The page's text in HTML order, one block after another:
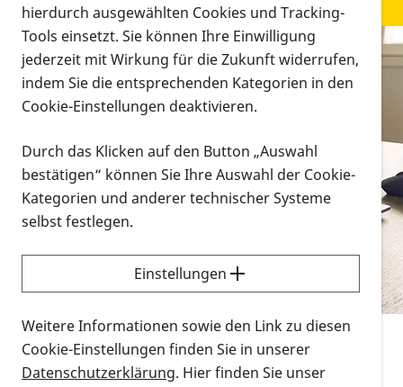
Infomaterial
Infomaterial
Vorlesen
Alle Infomaterialien in verschiedenen
Formaten an einem Ort
Sie möchten wissen, wie Sie nach Infonmaterial
suchen und dieses bestellen bzw. herunterladen
können? Schauen Sie sich dieErklärvideos zum
Thema Infomaterial auf der PRO RETINA-Website
für blinde und sehbehinderte Menschen an.
hierdurch ausgewählten Cookies und Tracking-
Tools einsetzt. Sie können Ihre Einwilligung
jederzeit mit Wirkung für die Zukunft widerrufen,
indem Sie die entsprechenden Kategorien in den
Cookie-Einstellungen deaktivieren.
Durch das Klicken auf den Button „Auswahl
bestätigen“ können Sie Ihre Auswahl der Cookie-
Kategorien und anderer technischer Systeme
selbst festlegen.
Einstellungen
Weitere Informationen sowie den Link zu diesen
Cookie-Einstellungen finden Sie in unserer
Datenschutzerklärung. Hier finden Sie unser